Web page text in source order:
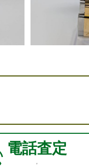
電話査定